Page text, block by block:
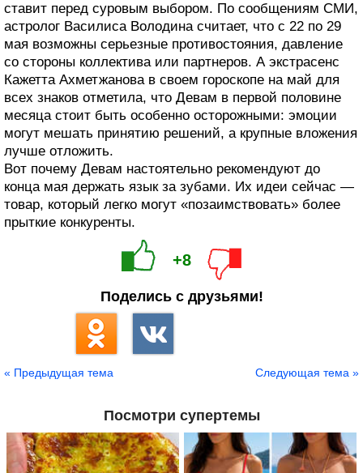
ставит перед суровым выбором. По сообщениям СМИ,
астролог Василиса Володина считает, что с 22 по 29
мая возможны серьезные противостояния, давление
со стороны коллектива или партнеров. А экстрасенс
Кажетта Ахметжанова в своем гороскопе на май для
всех знаков отметила, что Девам в первой половине
месяца стоит быть особенно осторожными: эмоции
могут мешать принятию решений, а крупные вложения
лучше отложить.
Вот почему Девам настоятельно рекомендуют до
конца мая держать язык за зубами. Их идеи сейчас —
товар, который легко могут «позаимствовать» более
прыткие конкуренты.
+8
Поделись с друзьями!
« Предыдущая тема Следующая тема »
Посмотри супертемы